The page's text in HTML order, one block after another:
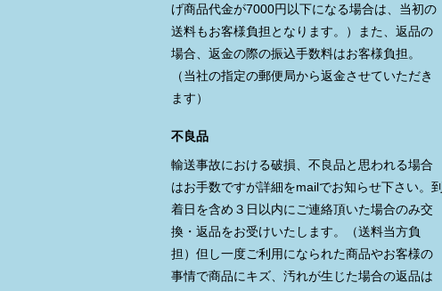
げ商品代金が7000円以下になる場合は、当初の
送料もお客様負担となります。）また、返品の
場合、返金の際の振込手数料はお客様負担。
（当社の指定の郵便局から返金させていただき
ます）
不良品
輸送事故における破損、不良品と思われる場合
はお手数ですが詳細をmailでお知らせ下さい。到
着日を含め３日以内にご連絡頂いた場合のみ交
換・返品をお受けいたします。（送料当方負
担）但し一度ご利用になられた商品やお客様の
事情で商品にキズ、汚れが生じた場合の返品は